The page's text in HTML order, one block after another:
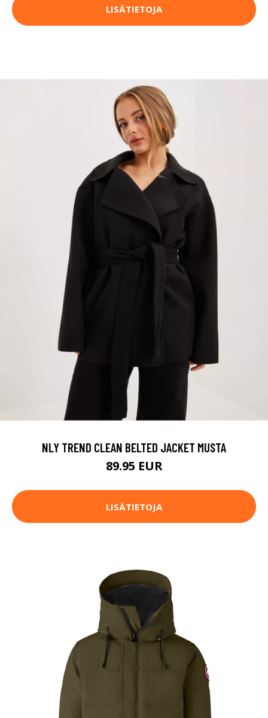
LISÄTIETOJA
NLY TREND CLEAN BELTED JACKET MUSTA
89.95 EUR
LISÄTIETOJA